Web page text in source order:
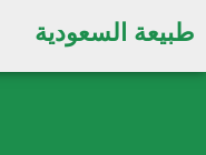
طبيعة السعودية